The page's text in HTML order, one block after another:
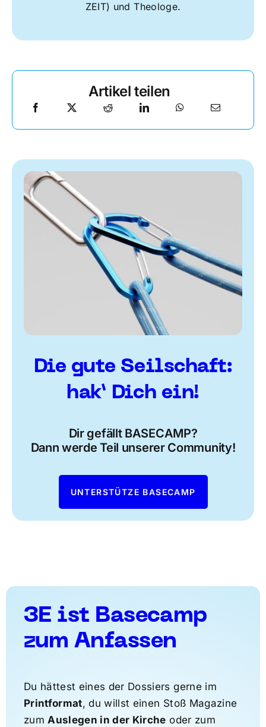
ZEIT) und Theologe.
Artikel teilen
Die gute Seilschaft:
hak’ Dich ein!
Dir gefällt BASECAMP?
Dann werde Teil unserer Community!
UNTERSTÜTZE BASECAMP
3E ist Basecamp
zum Anfassen
Du hättest eines der Dossiers gerne im
Printformat, du willst einen Stoß Magazine
zumAuslegen in der Kirche oder zum